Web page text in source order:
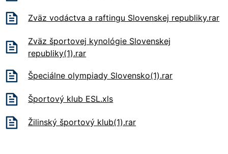
Zväz vodáctva a raftingu Slovenskej republiky.rar
Zväz športovej kynológie Slovenskej
republiky(1).rar
Špeciálne olympiady Slovensko(1).rar
Športový klub ESL.xls
Žilinský športový klub(1).rar